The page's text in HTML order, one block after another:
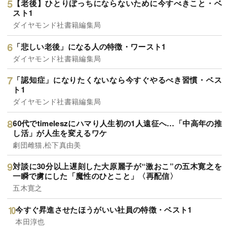
【老後】ひとりぼっちにならないために今すべきこと・ベ
スト1
ダイヤモンド社書籍編集局
「悲しい老後」になる人の特徴・ワースト1
ダイヤモンド社書籍編集局
「認知症」になりたくないなら今すぐやるべき習慣・ベス
ト1
ダイヤモンド社書籍編集局
60代でtimeleszにハマり人生初の1人遠征へ…「中高年の推
し活」が人生を変えるワケ
劇団雌猫,松下真由美
対談に30分以上遅刻した大原麗子が“激おこ”の五木寛之を
一瞬で虜にした「魔性のひとこと」〈再配信〉
五木寛之
今すぐ昇進させたほうがいい社員の特徴・ベスト1
本田淳也